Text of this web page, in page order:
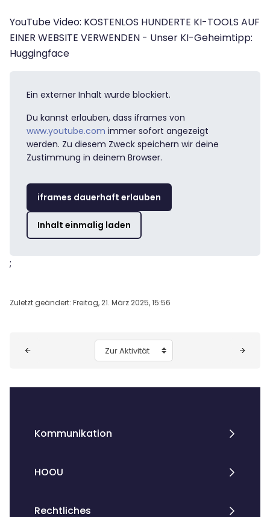
YouTube Video: KOSTENLOS HUNDERTE KI-TOOLS AUF
EINER WEBSITE VERWENDEN - Unser KI-Geheimtipp:
Huggingface
Ein externer Inhalt wurde blockiert.
Du kannst erlauben, dass iframes von
www.youtube.com immer sofort angezeigt
werden. Zu diesem Zweck speichern wir deine
Zustimmung in deinem Browser.
iframes dauerhaft erlauben
Inhalt einmalig laden
;
Zuletzt geändert: Freitag, 21. März 2025, 15:56
Zur Aktivität
Kommunikation
HOOU
Rechtliches